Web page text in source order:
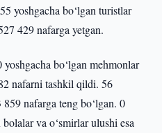
yoshgacha bo‘lgan turistlar
429 nafarga yetgan.
bo‘lgan mehmonlar
nafarni tashkil qildi. 56
nafarga teng bo‘lgan. 0
va o‘smirlar ulushi esa